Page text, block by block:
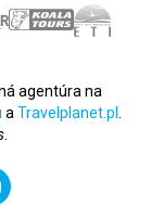
agentúra na
a Travelplanet.pl
.